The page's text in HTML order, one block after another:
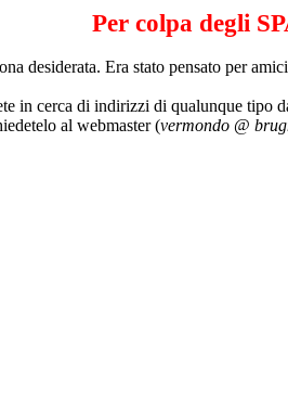
Per colpa degli
desiderata. Era stato pensato per
in cerca di indirizzi di qualunque tipo
al webmaster (vermondo @